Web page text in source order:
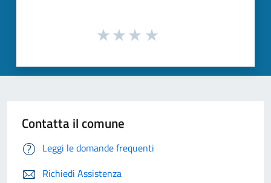
Contatta il comune
Leggi le domande frequenti
Richiedi Assistenza